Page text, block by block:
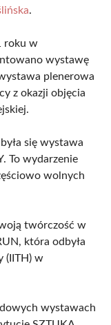
.
roku w
wystawę
plenerowa
z okazji objęcia
się wystawa
To wydarzenie
wolnych
twórczość w
która odbyła
(IITH) w
wystawach